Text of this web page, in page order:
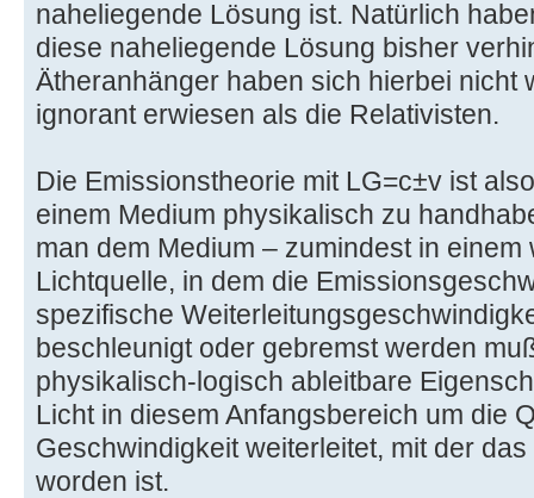
naheliegende Lösung ist. Natürlich
diese naheliegende Lösung bisher
Ätheranhänger haben sich hierbei nicht
ignorant erwiesen als die Relativisten.
Die Emissionstheorie mit LG=c±v ist
einem Medium physikalisch zu
man dem Medium – zumindest in
Lichtquelle, in dem die
spezifische
beschleunigt oder gebremst werden
physikalisch-logisch ableitbare
Licht in diesem Anfangsbereich um die
Geschwindigkeit weiterleitet, mit der
worden ist.